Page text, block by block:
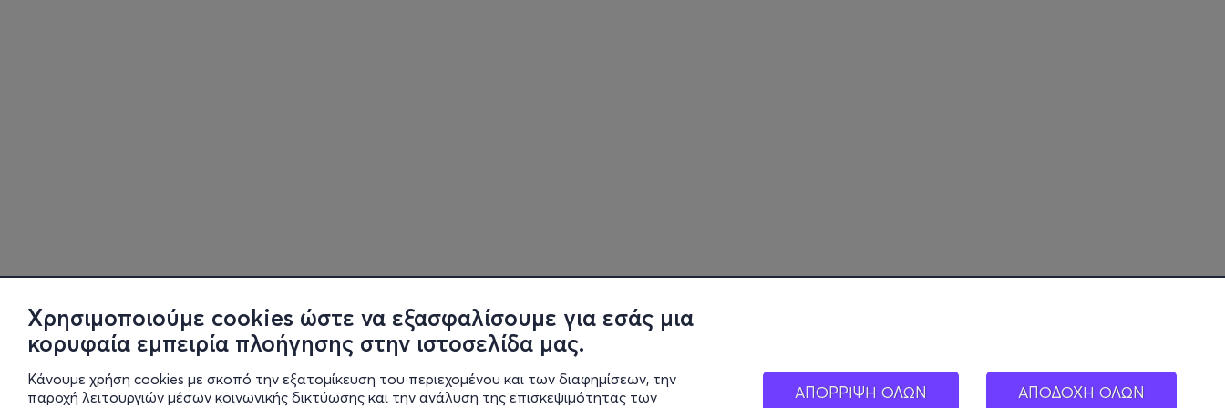
Χρησιμοποιούμε cookies ώστε να εξασφαλίσουμε για εσάς μια
κορυφαία εμπειρία πλοήγησης στην ιστοσελίδα μας.
Κάνουμε χρήση cookies με σκοπό την εξατομίκευση του περιεχομένου και των διαφημίσεων, την
παροχή λειτουργιών μέσων κοινωνικής δικτύωσης και την ανάλυση της επισκεψιμότητας των
ΑΠΟΡΡΙΨΗ ΟΛΩΝ ΑΠΟΔΟΧΗ ΟΛΩΝ